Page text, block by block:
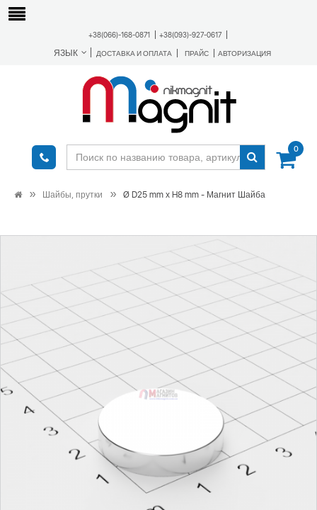
+38(066)-168-0871 +38(093)-927-0617
ЯЗЫК ДОСТАВКА И ОПЛАТА ПРАЙС АВТОРИЗАЦИЯ
0
Шайбы, прутки Ø D25 mm х H8 mm - Магнит Шайба